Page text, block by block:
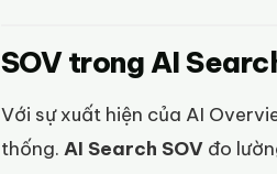
SOV trong AI
Với sự xuất hiện của AI
thống. AI Search SOV đo